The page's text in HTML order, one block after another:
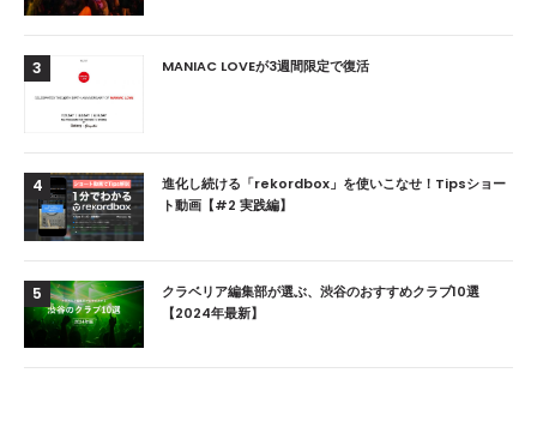
3 MANIAC LOVEが3週間限定で復活
4
進化し続ける「rekordbox」を使いこなせ！Tipsショー
ト動画【#2 実践編】
5
クラベリア編集部が選ぶ、渋谷のおすすめクラブ10選
【2024年最新】